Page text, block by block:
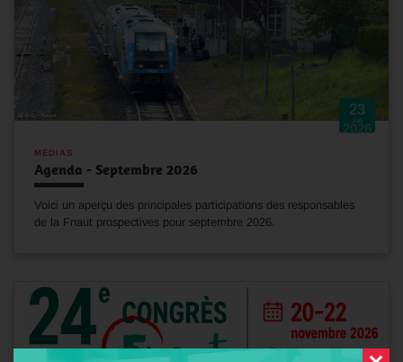
23
Juil
2026
MÉDIAS
Agenda - Septembre 2026
Voici un aperçu des principales participations des responsables
de la Fnaut prospectives pour septembre 2026.